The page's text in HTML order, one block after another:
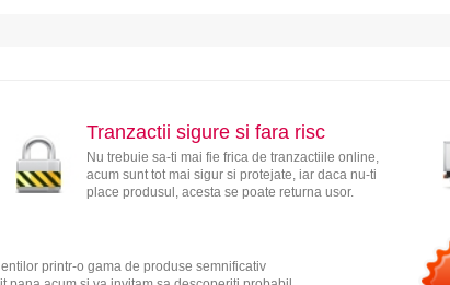
Tranzactii sigure si fara risc
Nu trebuie sa-ti mai fie frica de tranzactiile online,
acum sunt tot mai sigur si protejate, iar daca nu-ti
place produsul, acesta se poate returna usor.
printr-o gama de produse semnificativ